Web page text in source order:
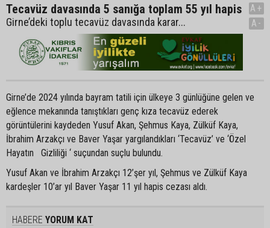
Tecavüz davasında 5 sanığa toplam 55 yıl hapis
Girne’deki toplu tecavüz davasında karar...
A+
A-
Girne’de 2024 yılında bayram tatili için ülkeye 3 günlüğüne gelen ve
eğlence mekanında tanıştıkları genç kıza tecavüz ederek
görüntülerini kaydeden Yusuf Akan, Şehmus Kaya, Zülküf Kaya,
İbrahim Arzakçı ve Baver Yaşar yargılandıkları ‘Tecavüz’ ve ‘Özel
Hayatın Gizliliği ‘ suçundan suçlu bulundu.
Yusuf Akan ve İbrahim Arzakçı 12’şer yıl, Şehmus ve Zülküf Kaya
kardeşler 10’ar yıl Baver Yaşar 11 yıl hapis cezası aldı.
HABERE YORUM KAT